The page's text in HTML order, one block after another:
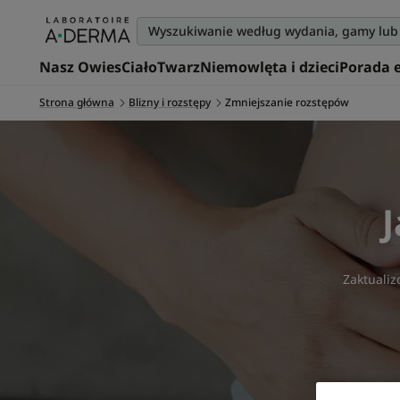
Nasz OwiesCiałoTwarzNiemowlęta i dzieciPorada
Strona główna Blizny i rozstępy Zmniejszanie rozstępów